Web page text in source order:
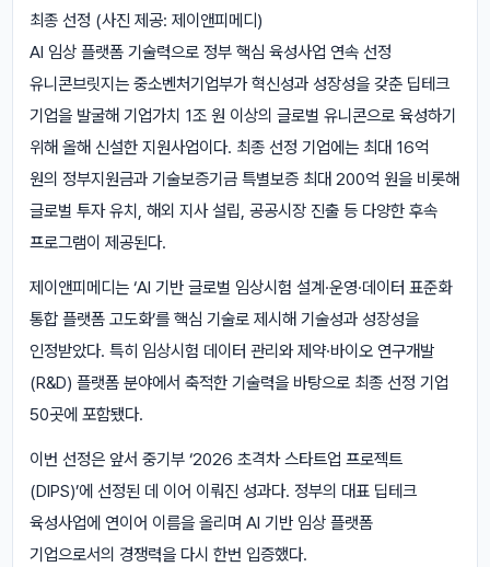
최종 선정 (사진 제공: 제이앤피메디)
AI 임상 플랫폼 기술력으로 정부 핵심 육성사업 연속 선정
유니콘브릿지는 중소벤처기업부가 혁신성과 성장성을 갖춘 딥테크
기업을 발굴해 기업가치 1조 원 이상의 글로벌 유니콘으로 육성하기
위해 올해 신설한 지원사업이다. 최종 선정 기업에는 최대 16억
원의 정부지원금과 기술보증기금 특별보증 최대 200억 원을 비롯해
글로벌 투자 유치, 해외 지사 설립, 공공시장 진출 등 다양한 후속
프로그램이 제공된다.
제이앤피메디는 ‘AI 기반 글로벌 임상시험 설계·운영·데이터 표준화
통합 플랫폼 고도화’를 핵심 기술로 제시해 기술성과 성장성을
인정받았다. 특히 임상시험 데이터 관리와 제약·바이오 연구개발
(R&D) 플랫폼 분야에서 축적한 기술력을 바탕으로 최종 선정 기업
50곳에 포함됐다.
이번 선정은 앞서 중기부 ‘2026 초격차 스타트업 프로젝트
(DIPS)’에 선정된 데 이어 이뤄진 성과다. 정부의 대표 딥테크
육성사업에 연이어 이름을 올리며 AI 기반 임상 플랫폼
기업으로서의 경쟁력을 다시 한번 입증했다.